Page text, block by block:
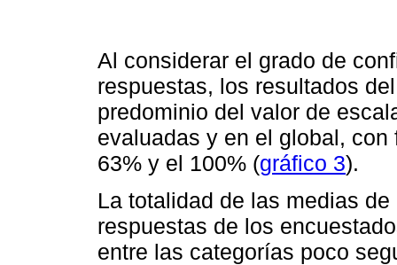
Al considerar el grado de
respuestas, los resultados
predominio del valor de
evaluadas y en el global,
63% y el 100% (gráfico 3).
La totalidad de las medias
respuestas de los
entre las categorías poco